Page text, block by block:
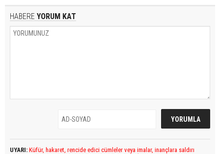
HABERE YORUM KAT
UYARI: Küfür, hakaret, rencide edici cümleler veya imalar, inançlara saldırı